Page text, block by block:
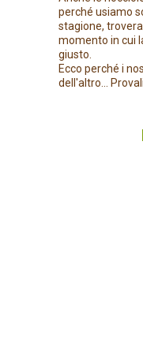
perché usiamo
stagione,
momento in cui
giusto.
Ecco perché i
dell'altro...